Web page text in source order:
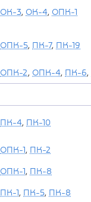
ОК-3, ОК-4, ОПК-1
ОПК-5, ПК-7, ПК-19
ОПК-2, ОПК-4, ПК-6,
ПК-4, ПК-10
ОПК-1, ПК-2
ОПК-1, ПК-8
ПК-1, ПК-5, ПК-8